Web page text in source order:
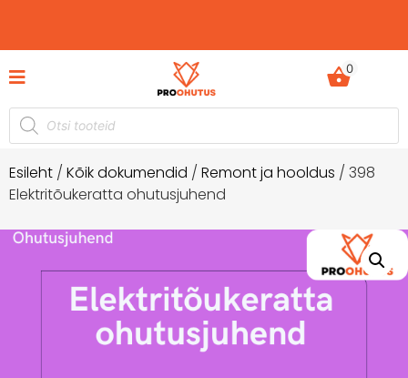
Ohutusjuhendid hetkel -50% soodustusega!
0
Esileht / Kõik dokumendid / Remont ja hooldus / 398
Elektritõukeratta ohutusjuhend